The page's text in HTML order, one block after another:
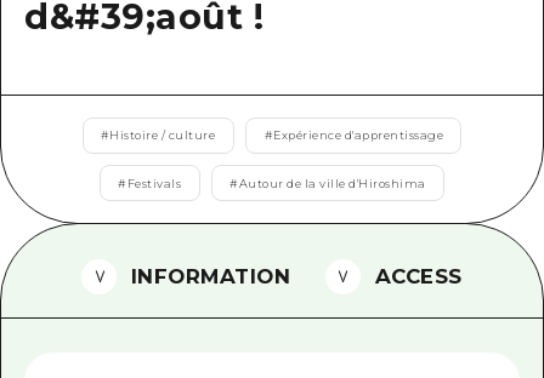
Guide bénévole
FAQ
Téléchargement de Photos
Informations sur le transport en
Brochure touristique
d&#39;août !
#Histoire / culture #Expérience d'apprentissage
# Festivals #Autour de la ville d'Hiroshima
INFORMATION ACCESS